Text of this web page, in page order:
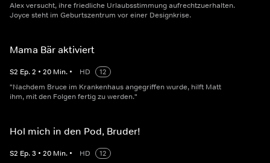
Alex versucht, ihre friedliche Urlaubsstimmung aufrechtzuerhalten.
Joyce steht im Geburtszentrum vor einer Designkrise.
Mama Bär aktiviert
S2 Ep.2 • 20 Min. • HD
12
"Nachdem Bruce im Krankenhaus angegriffen wurde, hilft Matt
ihm, mit den Folgen fertig zu werden."
Hol mich in den Pod, Bruder!
S2 Ep.3 • 20 Min. • HD
12